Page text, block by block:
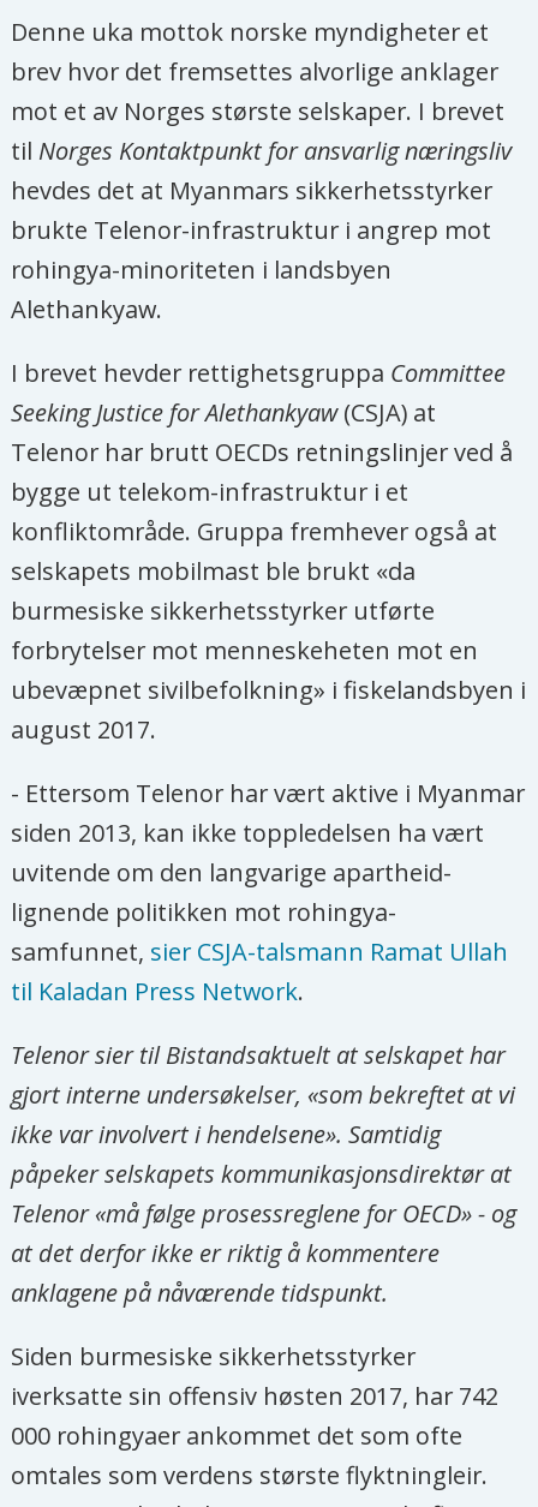
endringsvilje, mener
Burmakomiteens leder.
- Telenor har gjort mye riktig, men har
tapt penger på at militæret plutselig
kom med en fjerde mobillisens til
selskapet Viettel, og de risikerer
åpenbart tap av omdømme når
militæret bruker mobilmaster til å
skyte på sivile, sier Audun Aagre.
Bistandsaktuelt har forelagt
Bumakomiteens leder brevet som
denne uken nådde norske
myndigheter. Aagre sier han har
forståelse for rohingyanes sorg og
sinne etter tragedien i Alethankyaw,
men deler ikke innbyggernes
oppfatninger om at Telenor er
«medskyldig».
- Det er ikke rart at frustrasjonen
rettes mot selskaper som snakket opp
militærets gode intensjoner, men at
Telenor skal ha brutt
menneskerettighetene fordi militæret
brukte et teletårn til å skyte mot sivile,
er som å holde en huseier ansvarlig
dersom en soldat avfyrer skudd fra
taket. Det er militæret som har
ansvaret for ugjerningene.
- Hvordan leser du klagen som er rettet
mot Telenor?
forståelse for internasjonale
klagemekanismer og med en innsikt i
Telenors arbeid i Myanmar. Jeg
oppfatter det slik at de bruker
Denne uka mottok norske myndigheter et
brev hvor det fremsettes alvorlige anklager
mot et av Norges største selskaper. I brevet
til Norges Kontaktpunkt for ansvarlig næringsliv
hevdes det at Myanmars sikkerhetsstyrker
brukte Telenor-infrastruktur i angrep mot
rohingya-minoriteten i landsbyen
Alethankyaw.
I brevet hevder rettighetsgruppa Committee
Seeking Justice for Alethankyaw(CSJA) at
Telenor har brutt OECDs retningslinjer ved å
bygge ut telekom-infrastruktur i et
konfliktområde. Gruppa fremhever også at
selskapets mobilmast ble brukt «da
burmesiske sikkerhetsstyrker utførte
forbrytelser mot menneskeheten mot en
ubevæpnet sivilbefolkning» i fiskelandsbyen i
august 2017.
- Ettersom Telenor har vært aktive i Myanmar
siden 2013, kan ikke toppledelsen ha vært
uvitende om den langvarige apartheid-
lignende politikken mot rohingya-
samfunnet, sier CSJA-talsmann Ramat Ullah
til Kaladan Press Network.
Telenor sier til Bistandsaktuelt at selskapet har
gjort interne undersøkelser, «som bekreftet at vi
ikke var involvert i hendelsene». Samtidig
påpeker selskapets kommunikasjonsdirektør at
Telenor «må følge prosessreglene for OECD» - og
at det derfor ikke er riktig å kommentere
anklagene på nåværende tidspunkt.
Siden burmesiske sikkerhetsstyrker
iverksatte sin offensiv høsten 2017, har 742
000 rohingyaer ankommet det som ofte
omtales som verdens største flyktningleir.